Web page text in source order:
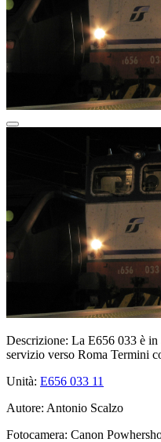
Descrizione: La E656 033 è in
servizio verso Roma Termini
Unità: E656 033 11
Autore: Antonio Scalzo
Fotocamera: Canon